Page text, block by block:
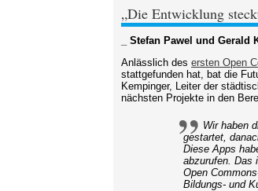
„Die Entwicklung
_ Stefan Pawel und
Anlässlich des ersten Open
stattgefunden hat, bat die
Kempinger, Leiter der
nächsten Projekte in den
Wir haben
gestartet,
Diese Apps
abzurufen. Das
Open
Bildungs- und